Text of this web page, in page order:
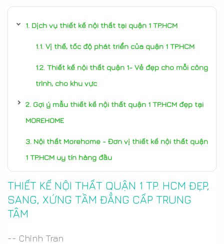
Dịch vụ thiết kế nội thất tại quận 1 TP.HCM
Vị thế, tốc độ phát triển của quận 1 TP.HCM
Thiết kế nội thất quận 1- Vẻ đẹp cho mỗi công
trình, cho khu vực
Gợi ý mẫu thiết kế nội thất quận 1 TP.HCM đẹp tại
MOREHOME
Nội thất Morehome - Đơn vị thiết kế nội thất quận
1 TP.HCM uy tín hàng đầu
THIẾT KẾ NỘI THẤT QUẬN 1 TP. HCM ĐẸP,
SANG, XỨNG TẦM ĐẲNG CẤP TRUNG
TÂM
-- Chinh Tran